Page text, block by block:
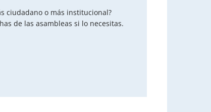
ciudadano o más institucional?
de las asambleas si lo necesitas.